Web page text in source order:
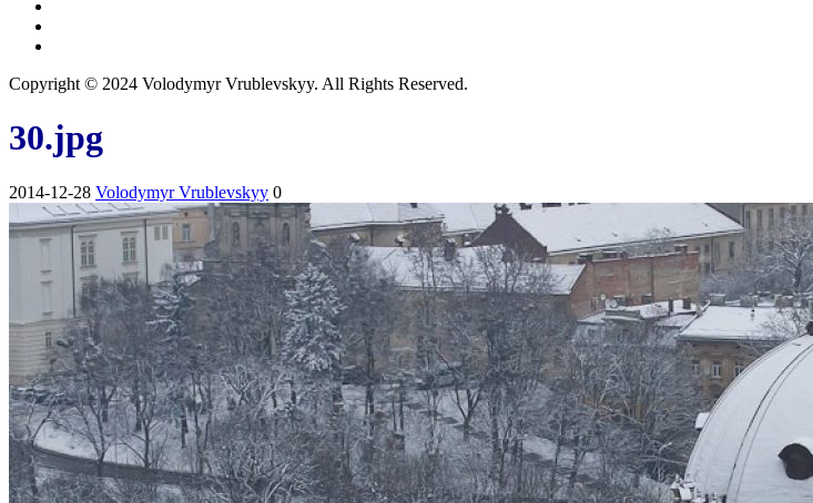
Copyright © 2024 Volodymyr Vrublevskyy. All Rights Reserved.
30.jpg
2014-12-28 Volodymyr Vrublevskyy 0